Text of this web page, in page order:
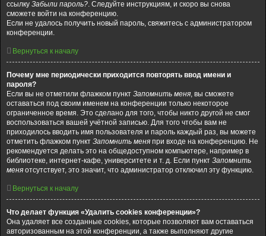
ссылку Забыли пароль?. Следуйте инструкциям, и скоро вы снова
сможете войти на конференцию.
Если не удалось получить новый пароль, свяжитесь с администратором
конференции.
Вернуться к началу
Почему мне периодически приходится повторять ввод имени и
пароля?
Если вы не отметили флажком пункт Запомнить меня, вы сможете
оставаться под своим именем на конференции только некоторое
ограниченное время. Это сделано для того, чтобы никто другой не смог
воспользоваться вашей учётной записью. Для того чтобы вам не
приходилось вводить имя пользователя и пароль каждый раз, вы можете
отметить флажком пункт Запомнить меня при входе на конференцию. Не
рекомендуется делать это на общедоступном компьютере, например в
библиотеке, интернет-кафе, университете и т. д. Если пункт Запомнить
меня отсутствует, это значит, что администратор отключил эту функцию.
Вернуться к началу
Что делает функция «Удалить cookies конференции»?
Она удаляет все созданные cookies, которые позволяют вам оставаться
авторизованным на этой конференции, а также выполняют другие